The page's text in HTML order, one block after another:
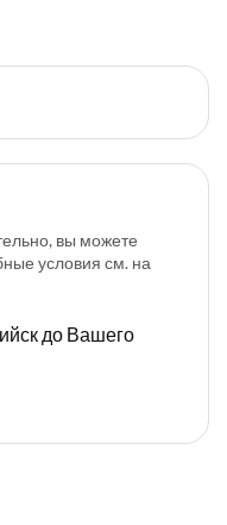
вы можете
условия см. на
до Вашего